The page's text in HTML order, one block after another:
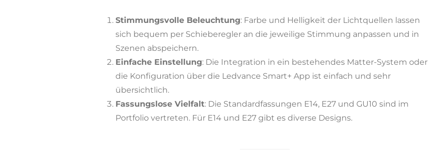
Stimmungsvolle Beleuchtung: Farbe und Helligkeit der Lichtquellen lassen
sich bequem per Schieberegler an die jeweilige Stimmung anpassen und in
Szenen abspeichern.
Einfache Einstellung: Die Integration in ein bestehendes Matter-System oder
die Konfiguration über die Ledvance Smart+ App ist einfach und sehr
übersichtlich.
Fassungslose Vielfalt: Die Standardfassungen E14, E27 und GU10 sind im
Portfolio vertreten. Für E14 und E27 gibt es diverse Designs.